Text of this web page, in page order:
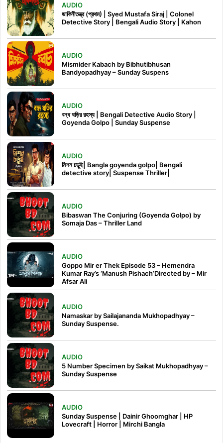
AUDIO
ডাকিনীতন্ত্র (প্রথম) | Syed Mustafa Siraj | Colonel
Detective Story | Bengali Audio Story | Kahon
AUDIO
Mismider Kabach by Bibhutibhusan
Bandyopadhyay – Sunday Suspens
AUDIO
বন্ধ ঘড়ির রহস্য | Bengali Detective Audio Story |
Goyenda Golpo | Sunday Suspense
AUDIO
মিশন চড়ুই| Bangla goyenda golpo| Bengali
detective story| Suspense Thriller|
AUDIO
Bibaswan The Conjuring (Goyenda Golpo) by
Somaja Das – Thriller Land
AUDIO
Goppo Mir er Thek Episode 53 – Hemendra
Kumar Ray’s ‘Manush Pishach’Directed by – Mir
Afsar Ali
AUDIO
Namaskar by Sailajananda Mukhopadhyay –
Sunday Suspense.
AUDIO
5 Number Specimen by Saikat Mukhopadhyay –
Sunday Suspense
AUDIO
Sunday Suspense | Dainir Ghoomghar | HP
Lovecraft | Horror | Mirchi Bangla